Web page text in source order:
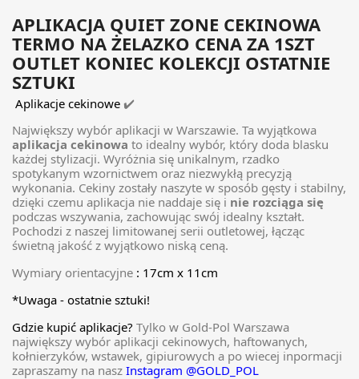
APLIKACJA QUIET ZONE CEKINOWA
TERMO NA ŻELAZKO CENA ZA 1SZT
OUTLET KONIEC KOLEKCJI OSTATNIE
SZTUKI
Aplikacje cekinowe ✔️
Największy wybór aplikacji w Warszawie. Ta wyjątkowa
aplikacja cekinowa to idealny wybór, który doda blasku
każdej stylizacji. Wyróżnia się unikalnym, rzadko
spotykanym wzornictwem oraz niezwykłą precyzją
wykonania. Cekiny zostały naszyte w sposób gęsty i stabilny,
dzięki czemu aplikacja nie naddaje się i nie rozciąga się
podczas wszywania, zachowując swój idealny kształt.
Pochodzi z naszej limitowanej serii outletowej, łącząc
świetną jakość z wyjątkowo niską ceną.
Wymiary orientacyjne : 17cm x 11cm
*Uwaga - ostatnie sztuki!
Gdzie kupić aplikacje? Tylko w Gold-Pol Warszawa
największy wybór aplikacji cekinowych, haftowanych,
kołnierzyków, wstawek, gipiurowych a po wiecej inpormacji
zapraszamy na nasz Instagram @GOLD_POL